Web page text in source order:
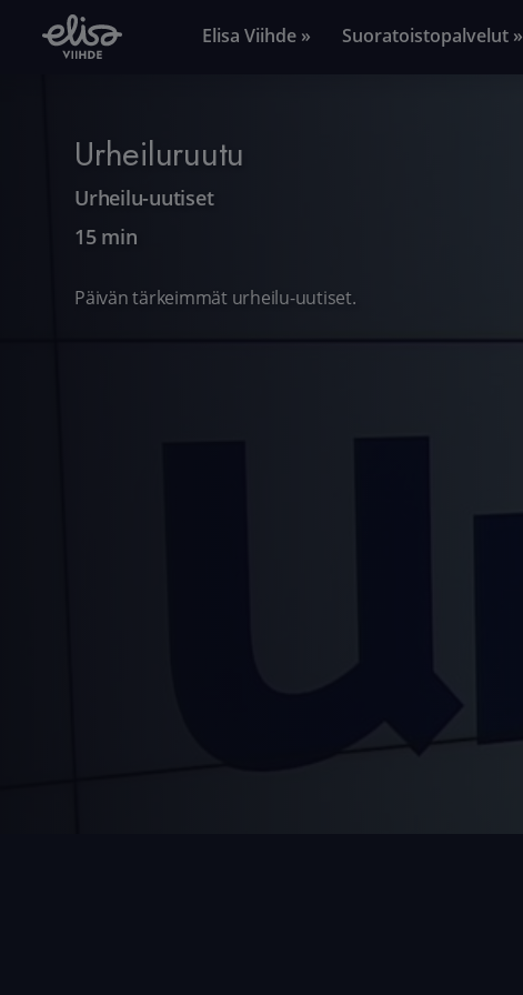
Elisa Viihde » Suoratoistopalvelut »
Urheiluruutu
Urheilu-uutiset
15 min
Päivän tärkeimmät urheilu-uutiset.